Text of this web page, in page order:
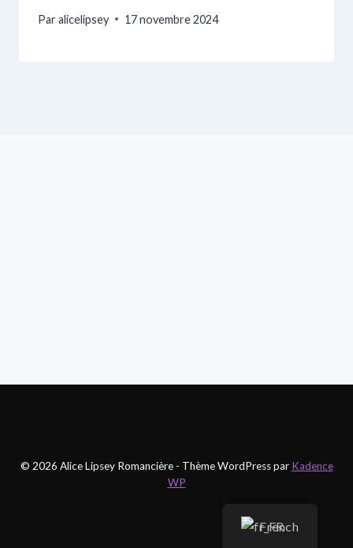
Paralicelipsey 17 novembre 2024
© 2026 Alice Lipsey Romancière - Thème WordPress par Kadence
WP
French